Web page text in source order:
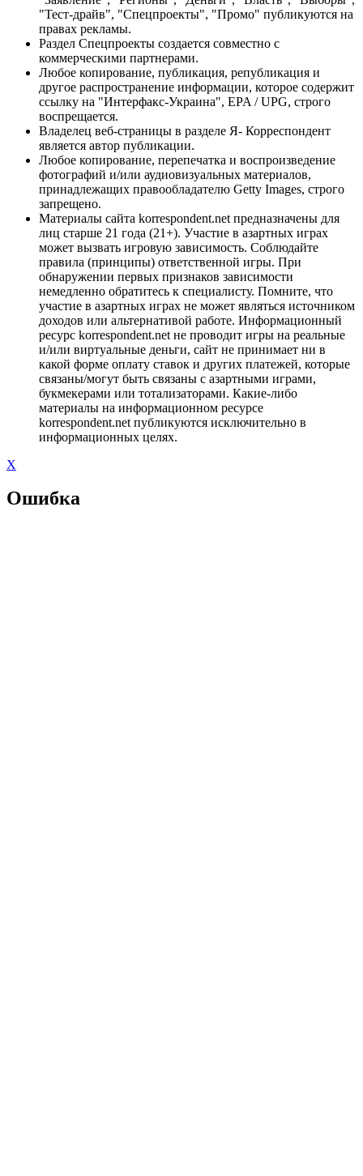
"Тест-драйв", "Спецпроекты", "Промо" публикуются на
правах рекламы.
Раздел Спецпроекты создается совместно с
коммерческими партнерами.
Любое копирование, публикация, републикация и
другое распространение информации, которое содержит
ссылку на "Интерфакс-Украина", EPA / UPG, строго
воспрещается.
Владелец веб-страницы в разделе Я- Корреспондент
является автор публикации.
Любое копирование, перепечатка и воспроизведение
фотографий и/или аудиовизуальных материалов,
принадлежащих правообладателю Getty Images, строго
запрещено.
Материалы сайта korrespondent.net предназначены для
лиц старше 21 года (21+). Участие в азартных играх
может вызвать игровую зависимость. Соблюдайте
правила (принципы) ответственной игры. При
обнаружении первых признаков зависимости
немедленно обратитесь к специалисту. Помните, что
участие в азартных играх не может являться источником
доходов или альтернативой работе. Информационный
ресурс korrespondent.net не проводит игры на реальные
и/или виртуальные деньги, сайт не принимает ни в
какой форме оплату ставок и других платежей, которые
связаны/могут быть связаны с азартными играми,
букмекерами или тотализаторами. Какие-либо
материалы на информационном ресурсе
korrespondent.net публикуются исключительно в
информационных целях.
X
Ошибка